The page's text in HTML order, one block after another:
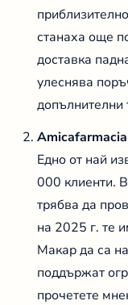
станаха още
доставка
улеснява
допълнителни
Amicafarmacia
Едно от най
000 клиенти.
трябва да
на 2025 г. те
Макар да са
поддържат
прочетете